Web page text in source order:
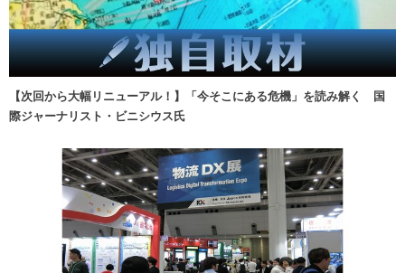
【次回から大幅リニューアル！】「今そこにある危機」を読み解く 国
際ジャーナリスト・ビニシウス氏